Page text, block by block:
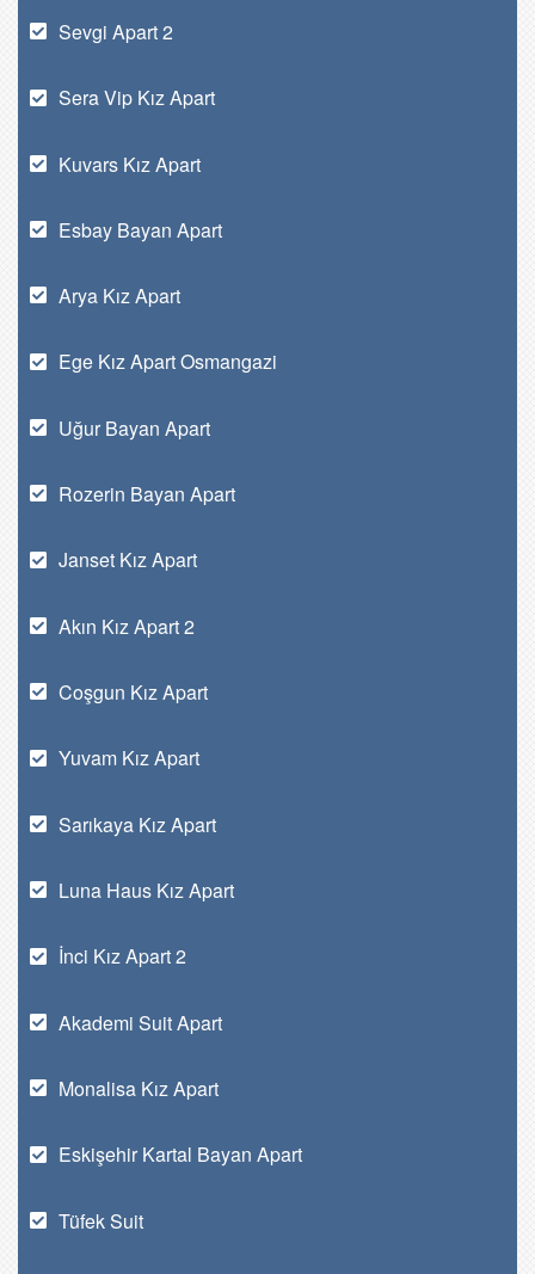
Sevgi Apart 2
Sera Vip Kız Apart
Kuvars Kız Apart
Esbay Bayan Apart
Arya Kız Apart
Ege Kız Apart Osmangazi
Uğur Bayan Apart
Rozerin Bayan Apart
Janset Kız Apart
Akın Kız Apart 2
Coşgun Kız Apart
Yuvam Kız Apart
Sarıkaya Kız Apart
Luna Haus Kız Apart
İnci Kız Apart 2
Akademi Suit Apart
Monalisa Kız Apart
Eskişehir Kartal Bayan Apart
Tüfek Suit